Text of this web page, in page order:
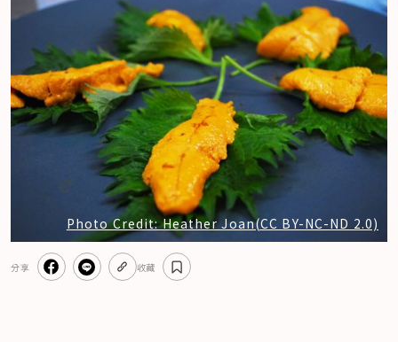
Photo Credit: Heather Joan(CC BY-NC-ND 2.0)
分享 收藏